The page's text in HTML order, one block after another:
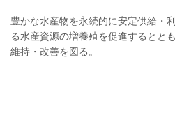
豊かな水産物を永続的に安定供給・
る水産資源の増養殖を促進するとと
維持・改善を図る。